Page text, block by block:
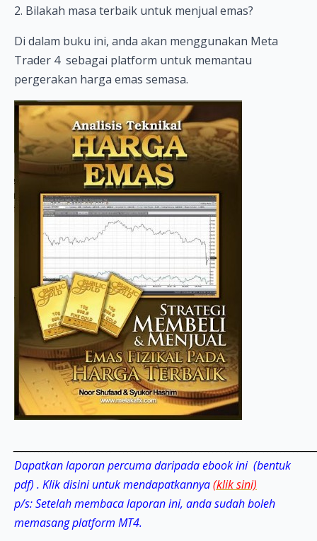
2. Bilakah masa terbaik untuk menjual emas?
Di dalam buku ini, anda akan menggunakan Meta
Trader 4 sebagai platform untuk memantau
pergerakan harga emas semasa.
Dapatkan laporan percuma daripada ebook ini (bentuk
pdf) . Klik disini untuk mendapatkannya(klik sini)
p/s: Setelah membaca laporan ini, anda sudah boleh
memasang platform MT4.